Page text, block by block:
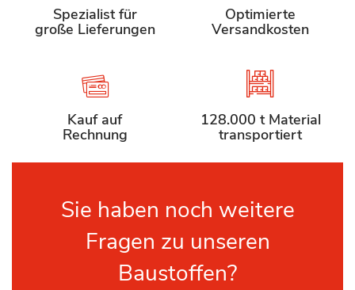
Spezialist für
große Lieferungen
Optimierte
Versandkosten
Kauf auf
Rechnung
128.000 t Material
transportiert
Sie haben noch weitere
Fragen zu unseren
Baustoffen?